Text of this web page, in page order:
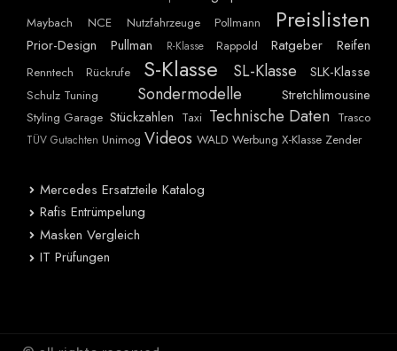
Maybach
NCE Nutzfahrzeuge Pollmann Preislisten
Prior-Design Pullman R-Klasse Rappold Ratgeber Reifen
Renntech Rückrufe S-Klasse SL-Klasse SLK-Klasse
Schulz Tuning Sondermodelle Stretchlimousine
Styling Garage Stückzahlen Taxi Technische Daten Trasco
TÜV Gutachten Unimog Videos WALD Werbung X-Klasse Zender
Mercedes Ersatzteile Katalog
Rafis Entrümpelung
Masken Vergleich
IT Prüfungen